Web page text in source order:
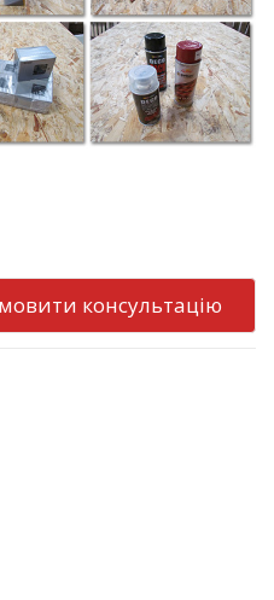
консультацію